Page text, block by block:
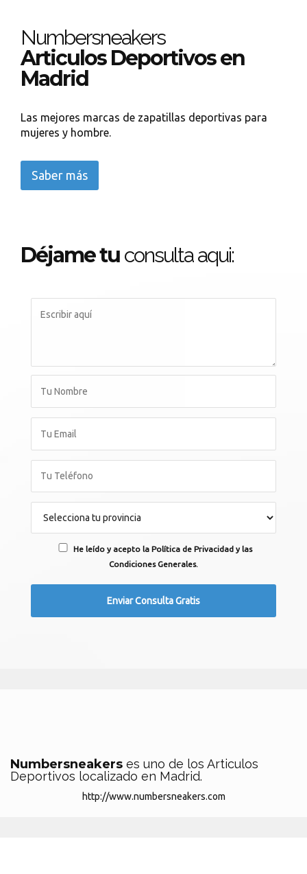
Numbersneakers
Articulos Deportivos en
Madrid
Las mejores marcas de zapatillas deportivas para
mujeres y hombre.
Saber más
Déjame tu consulta aqui:
He leído y acepto la Política de Privacidad y las
Condiciones Generales.
Numbersneakers es uno de los Articulos
Deportivos localizado en Madrid.
http://www.numbersneakers.com